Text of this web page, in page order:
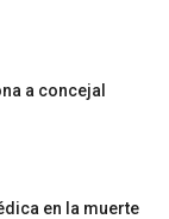
a concejal
en la muerte